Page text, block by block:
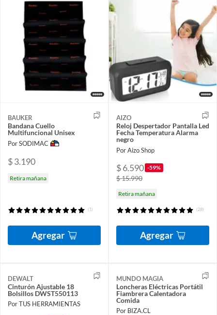
BAUKER
Bandana Cuello
Multifuncional Unisex
Por SODIMAC
$ 3.190
Retira mañana
(1)
Agregar
AIZO
Reloj Despertador Pantalla Led
Fecha Temperatura Alarma
negro
Por Aizo Shop
$ 6.590 -59%
$ 15.990
Retira mañana
(28)
Agregar
DEWALT
Cinturón Ajustable 18
Bolsillos DWST550113
Por TUS HERRAMIENTAS
MUNDO MAGIA
Loncheras Eléctricas Portátil
Fiambrera Calentadora
Comida
Por BIZA.CL